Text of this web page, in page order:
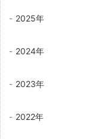
2025年
2024年
2023年
2022年